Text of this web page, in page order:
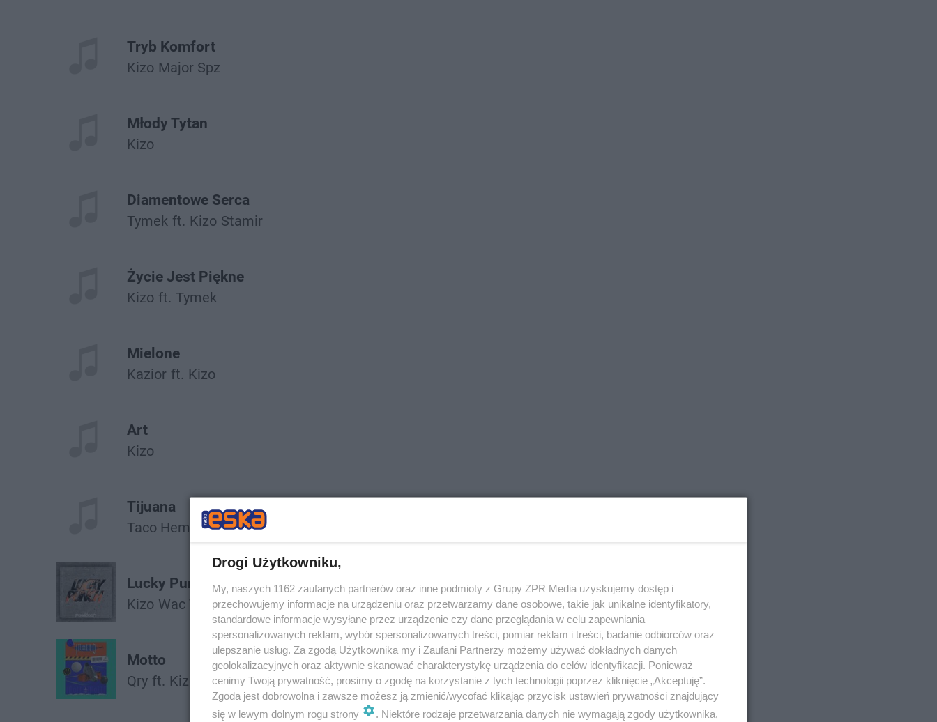
Tryb Komfort
Kizo Major Spz
Młody Tytan
Kizo
Diamentowe Serca
Tymek ft. Kizo Stamir
Życie Jest Piękne
Kizo ft. Tymek
Mielone
Kazior ft. Kizo
Art
Kizo
Tijuana
Taco Hemingway ft. Kizo
Lucky Punch
Kizo Wac Toja
Motto
Qry ft. Kizo
Drogi Użytkowniku,
My, naszych 1162 zaufanych partnerów oraz inne podmioty z Grupy ZPR Media uzyskujemy dostęp i
przechowujemy informacje na urządzeniu oraz przetwarzamy dane osobowe, takie jak unikalne identyfikatory,
standardowe informacje wysyłane przez urządzenie czy dane przeglądania w celu zapewniania
spersonalizowanych reklam, wybór spersonalizowanych treści, pomiar reklam i treści, badanie odbiorców oraz
ulepszanie usług. Za zgodą Użytkownika my i Zaufani Partnerzy możemy używać dokładnych danych
geolokalizacyjnych oraz aktywnie skanować charakterystykę urządzenia do celów identyfikacji. Ponieważ
cenimy Twoją prywatność, prosimy o zgodę na korzystanie z tych technologii poprzez kliknięcie „Akceptuję”.
Zgoda jest dobrowolna i zawsze możesz ją zmienić/wycofać klikając przycisk ustawień prywatności znajdujący
się w lewym dolnym rogu strony
. Niektóre rodzaje przetwarzania danych nie wymagają zgody użytkownika,